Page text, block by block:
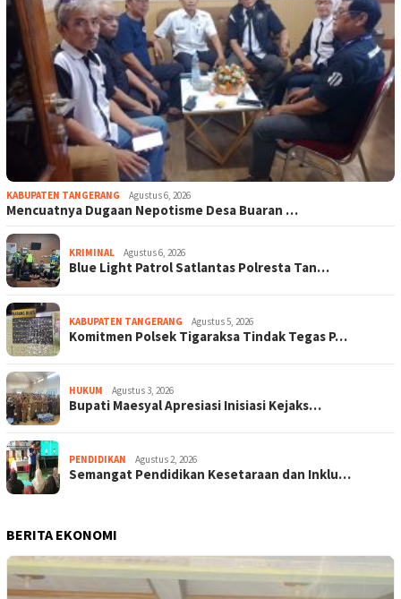
KABUPATEN TANGERANG Agustus 6, 2026
Mencuatnya Dugaan Nepotisme Desa Buaran …
KRIMINAL Agustus 6, 2026
Blue Light Patrol Satlantas Polresta Tan…
KABUPATEN TANGERANG Agustus 5, 2026
Komitmen Polsek Tigaraksa Tindak Tegas P…
HUKUM Agustus 3, 2026
Bupati Maesyal Apresiasi Inisiasi Kejaks…
PENDIDIKAN Agustus 2, 2026
Semangat Pendidikan Kesetaraan dan Inklu…
BERITA EKONOMI